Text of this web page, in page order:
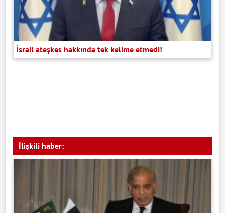
İsrail ateşkes hakkında tek kelime etmedi!
İlişkili haber: